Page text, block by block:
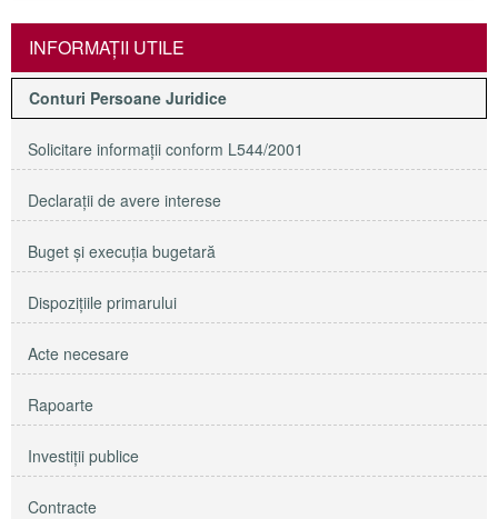
INFORMAŢII UTILE
Conturi Persoane Juridice
Solicitare informaţii conform L544/2001
Declaraţii de avere interese
Buget şi execuţia bugetară
Dispoziţiile primarului
Acte necesare
Rapoarte
Investiţii publice
Contracte